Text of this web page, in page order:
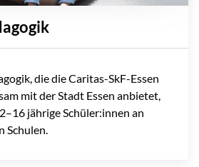
die die Caritas-SkF-Essen
mit der Stadt Essen anbietet,
jährige Schüler:innen an
Schulen.